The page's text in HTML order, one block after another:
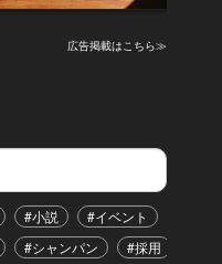
広告掲載はこちら≫
#小説 #イベント
#シャンパン #採用